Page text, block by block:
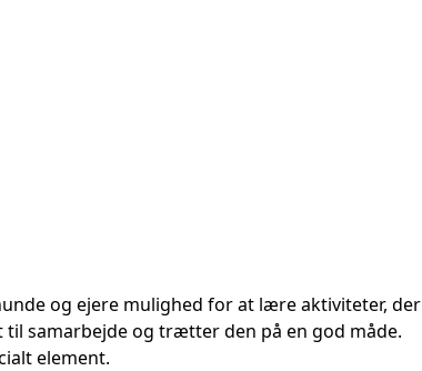
og ejere mulighed for at lære aktiviteter, der
samarbejde og trætter den på en god måde.
element.